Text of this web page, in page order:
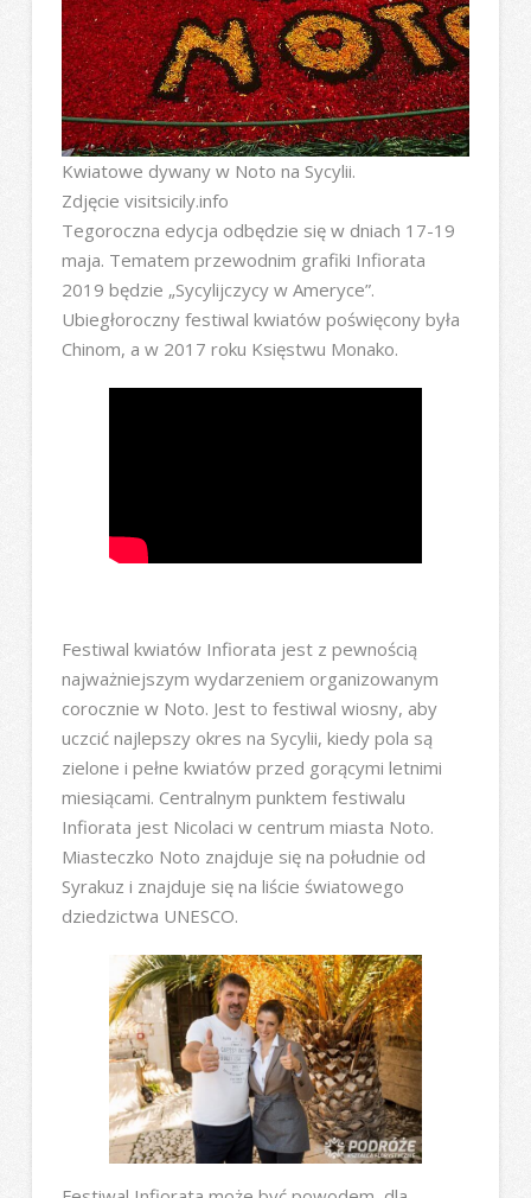
Kwiatowe dywany w Noto na Sycylii.
Zdjęcie visitsicily.info
Tegoroczna edycja odbędzie się w dniach 17-19
maja. Tematem przewodnim grafiki Infiorata
2019 będzie „Sycylijczycy w Ameryce”.
Ubiegłoroczny festiwal kwiatów poświęcony była
Chinom, a w 2017 roku Księstwu Monako.
Festiwal kwiatów Infiorata jest z pewnością
najważniejszym wydarzeniem organizowanym
corocznie w Noto. Jest to festiwal wiosny, aby
uczcić najlepszy okres na Sycylii, kiedy pola są
zielone i pełne kwiatów przed gorącymi letnimi
miesiącami. Centralnym punktem festiwalu
Infiorata jest Nicolaci w centrum miasta Noto.
Miasteczko Noto znajduje się na południe od
Syrakuz i znajduje się na liście światowego
dziedzictwa UNESCO.